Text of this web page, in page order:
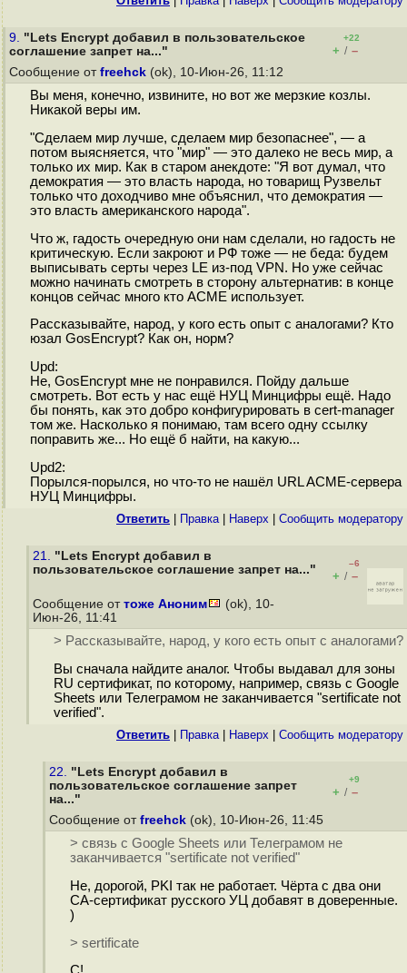
9. "Lets Encrypt добавил в пользовательское
соглашение запрет на..."
+22
+ / –
Сообщение от freehck (ok), 10-Июн-26, 11:12
Вы меня, конечно, извините, но вот же мерзкие козлы.
Никакой веры им.
"Сделаем мир лучше, сделаем мир безопаснее", — а
потом выясняется, что "мир" — это далеко не весь мир, а
только их мир. Как в старом анекдоте: "Я вот думал, что
демократия — это власть народа, но товарищ Рузвельт
только что доходчиво мне объяснил, что демократия —
это власть американского народа".
Что ж, гадость очередную они нам сделали, но гадость не
критическую. Если закроют и РФ тоже — не беда: будем
выписывать серты через LE из-под VPN. Но уже сейчас
можно начинать смотреть в сторону альтернатив: в конце
концов сейчас много кто ACME использует.
Рассказывайте, народ, у кого есть опыт с аналогами? Кто
юзал GosEncrypt? Как он, норм?
Upd:
Не, GosEncrypt мне не понравился. Пойду дальше
смотреть. Вот есть у нас ещё НУЦ Минцифры ещё. Надо
бы понять, как это добро конфигурировать в cert-manager
том же. Насколько я понимаю, там всего одну ссылку
поправить же... Но ещё б найти, на какую...
Upd2:
Порылся-порылся, но что-то не нашёл URL ACME-сервера
НУЦ Минцифры.
Ответить Правка| Наверх Cообщить модератору
21. "Lets Encrypt добавил в
пользовательское соглашение запрет на..."
–6
+ / –
Сообщение от тоже Аноним
(ok), 10-
Июн-26, 11:41
> Рассказывайте, народ, у кого есть опыт с аналогами?
Вы сначала найдите аналог. Чтобы выдавал для зоны
RU сертификат, по которому, например, связь с Google
Sheets или Телеграмом не заканчивается "sertificate not
verified".
Ответить Правка| Наверх Cообщить модератору
22. "Lets Encrypt добавил в
пользовательское соглашение запрет
на..."
+9
+ / –
Сообщение от freehck (ok), 10-Июн-26, 11:45
> связь с Google Sheets или Телеграмом не
заканчивается "sertificate not verified"
Не, дорогой, PKI так не работает. Чёрта с два они
CA-сертификат русского УЦ добавят в доверенные.
)
> sertificate